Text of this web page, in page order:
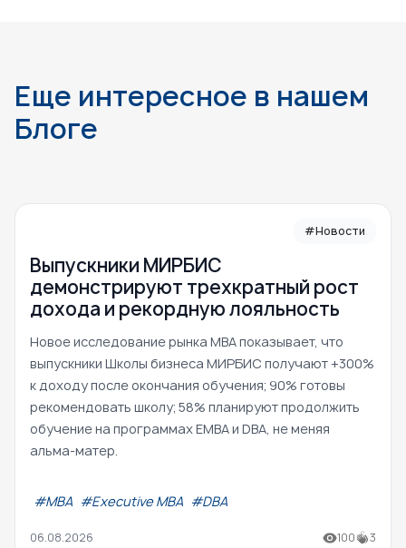
Еще интересное в нашем
Блоге
#Новости
Выпускники МИРБИС
демонстрируют трехкратный рост
дохода и рекордную лояльность
Новое исследование рынка MBA показывает, что
выпускники Школы бизнеса МИРБИС получают +300%
к доходу после окончания обучения; 90% готовы
рекомендовать школу; 58% планируют продолжить
обучение на программах EMBA и DBA, не меняя
альма-матер.
#МВА #Executive MBA #DBA
06.08.2026 100 3